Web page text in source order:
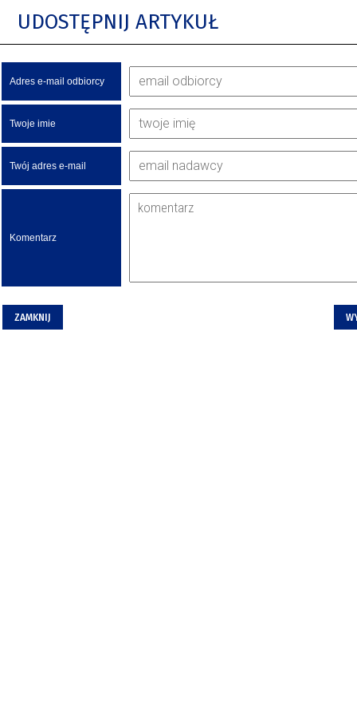
UDOSTĘPNIJ ARTYKUŁ
Adres e-mail odbiorcy
Twoje imie
Twój adres e-mail
Komentarz